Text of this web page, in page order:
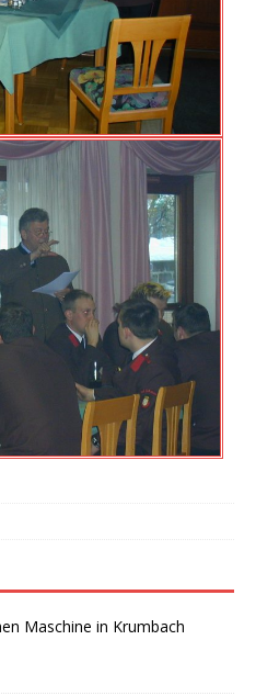
Maschine in Krumbach